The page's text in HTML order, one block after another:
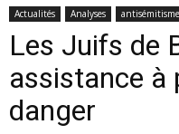
Actualités Analyses antisémitisme
Les Juifs de
assistance à
danger